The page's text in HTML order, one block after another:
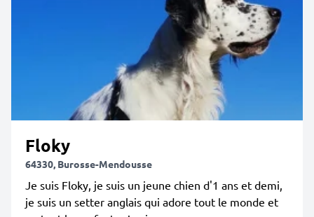
Floky
64330, Burosse-Mendousse
Je suis Floky, je suis un jeune chien d'1 ans et demi,
je suis un setter anglais qui adore tout le monde et